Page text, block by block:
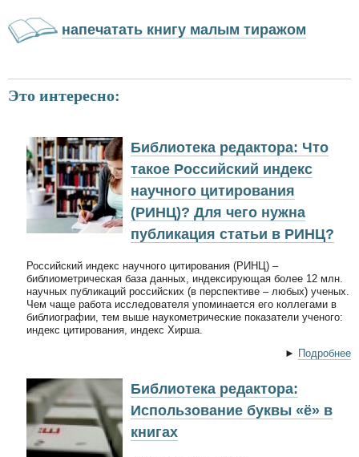
напечатать книгу малым тиражом
Это интересно:
Библиотека редактора: Что
такое Российский индекс
научного цитирования
(РИНЦ)? Для чего нужна
публикация статьи в РИНЦ?
Российский индекс научного цитирования (РИНЦ) –
библиометрическая база данных, индексирующая более 12 млн.
научных публикаций российских (в перспективе – любых) ученых.
Чем чаще работа исследователя упоминается его коллегами в
библиографии, тем выше наукометрические показатели ученого:
индекс цитирования, индекс Хирша.
► Подробнее
Библиотека редактора:
Использование буквы «ё» в
книгах